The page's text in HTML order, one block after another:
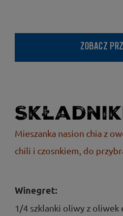
ZOBACZ
Mieszanka nasion chia z
chili i czosnkiem, do
Winegret:
1/4 szklanki oliwy z oliwek